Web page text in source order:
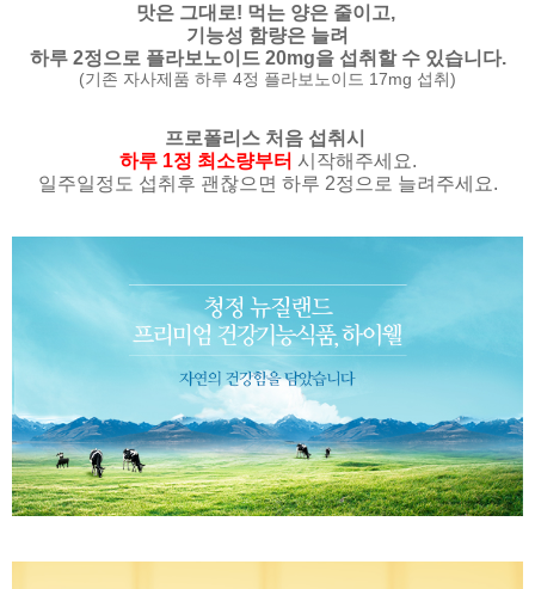
맛은 그대로! 먹는 양은 줄이고,
기능성 함량은 늘려
하루 2정으로 플라보노이드 20mg을 섭취할 수 있습니다.
(기존 자사제품 하루 4정 플라보노이드 17mg 섭취)
프로폴리스 처음 섭취시
하루 1정 최소량부터 시작해주세요.
일주일정도 섭취후 괜찮으면 하루 2정으로 늘려주세요.